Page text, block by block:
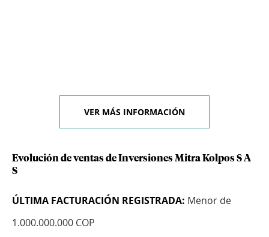
VER MÁS INFORMACIÓN
Evolución de ventas de Inversiones Mitra Kolpos S A
S
ÚLTIMA FACTURACIÓN REGISTRADA: Menor de
1.000.000.000 COP